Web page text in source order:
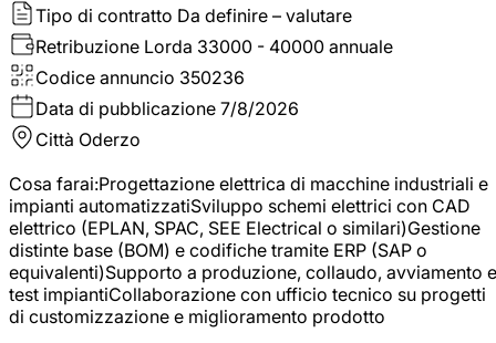
Tipo di contratto Da definire – valutare
Retribuzione Lorda 33000 - 40000 annuale
Codice annuncio 350236
Data di pubblicazione 7/8/2026
Città Oderzo
Cosa farai:Progettazione elettrica di macchine industriali e
impianti automatizzatiSviluppo schemi elettrici con CAD
elettrico (EPLAN, SPAC, SEE Electrical o similari)Gestione
distinte base (BOM) e codifiche tramite ERP (SAP o
equivalenti)Supporto a produzione, collaudo, avviamento e
test impiantiCollaborazione con ufficio tecnico su progetti
di customizzazione e miglioramento prodotto